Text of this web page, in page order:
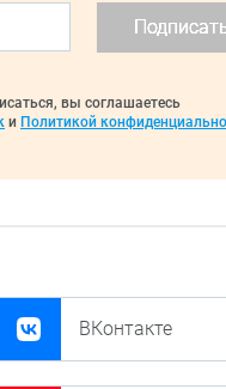
вы соглашаетесь
и Политикой
ВКонтакте